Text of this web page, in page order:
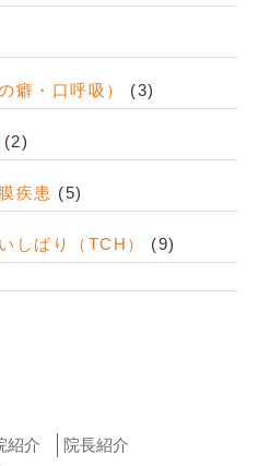
癖・口呼吸） (3)
(2)
疾患 (5)
しばり（TCH） (9)
紹介
院長紹介